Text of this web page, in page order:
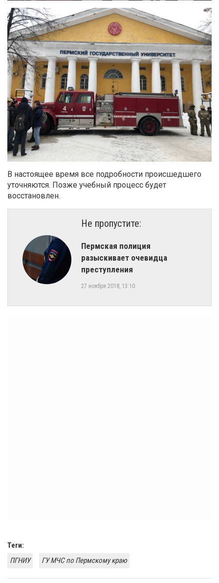
В настоящее время все подробности происшедшего
уточняются. Позже учебный процесс будет
восстановлен.
Не пропустите:
​Пермская полиция
разыскивает очевидца
преступления
27 ноября 2018, 13:10
Теги:
ПГНИУ
ГУ МЧС по Пермскому краю